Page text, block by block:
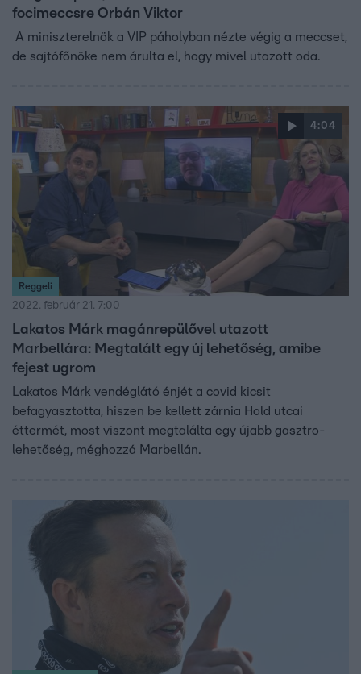
focimeccsre Orbán Viktor
A miniszterelnök a VIP páholyban nézte végig a meccset,
de sajtófőnöke nem árulta el, hogy mivel utazott oda.
4:04
Reggeli
2022. február 21. 7:00
Lakatos Márk magánrepülővel utazott
Marbellára: Megtalált egy új lehetőség, amibe
fejest ugrom
Lakatos Márk vendéglátó énjét a covid kicsit
befagyasztotta, hiszen be kellett zárnia Hold utcai
éttermét, most viszont megtalálta egy újabb gasztro-
lehetőség, méghozzá Marbellán.